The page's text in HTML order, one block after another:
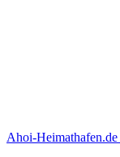
Ahoi-Heimathafen.de